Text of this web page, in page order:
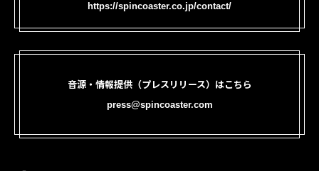
https://spincoaster.co.jp/contact/
音源・情報提供（プレスリリース）はこちら
press@spincoaster.com